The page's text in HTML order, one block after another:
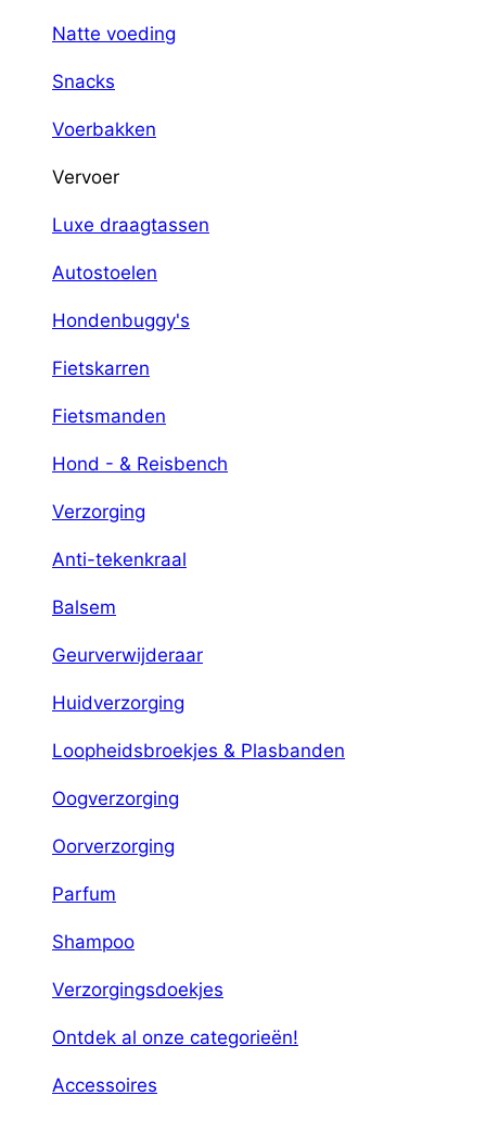
Natte voeding
Snacks
Voerbakken
Vervoer
Luxe draagtassen
Autostoelen
Hondenbuggy's
Fietskarren
Fietsmanden
Hond - & Reisbench
Verzorging
Anti-tekenkraal
Balsem
Geurverwijderaar
Huidverzorging
Loopheidsbroekjes & Plasbanden
Oogverzorging
Oorverzorging
Parfum
Shampoo
Verzorgingsdoekjes
Ontdek al onze categorieën!
Accessoires